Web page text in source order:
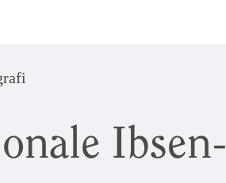
Ibsen-